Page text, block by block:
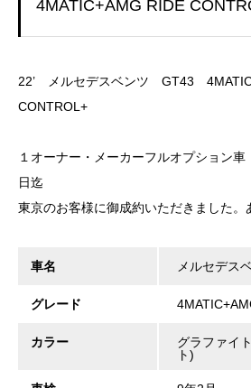
4MATIC+AMG RIDE
22’ メルセデスベンツ GT43
CONTROL+
１オーナー・メーカーフルオプション
日迄
東京のお客様に御成約いただきました。
車名 メルセデス
グレード
カラー
グラファイ
ト)